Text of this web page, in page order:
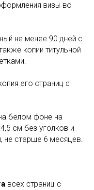
визы во
не менее 90 дней с
копии титульной
его страниц с
белом фоне на
см без уголков и
не старше 6 месяцев.
всех страниц с